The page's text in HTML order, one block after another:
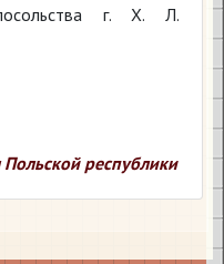
г. X. Л.
Польской республики